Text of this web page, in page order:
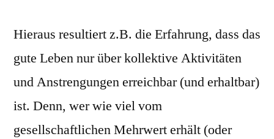
Hieraus resultiert z.B. die Erfahrung, dass das
gute Leben nur über kollektive Aktivitäten
und Anstrengungen erreichbar (und erhaltbar)
ist. Denn, wer wie viel vom
gesellschaftlichen Mehrwert erhält (oder